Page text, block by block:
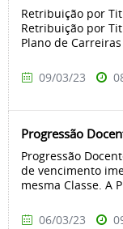
Retribuição por
Retribuição por
Plano de
09/03/23
Progressão
Progressão
de vencimento
mesma Classe. A
06/03/23